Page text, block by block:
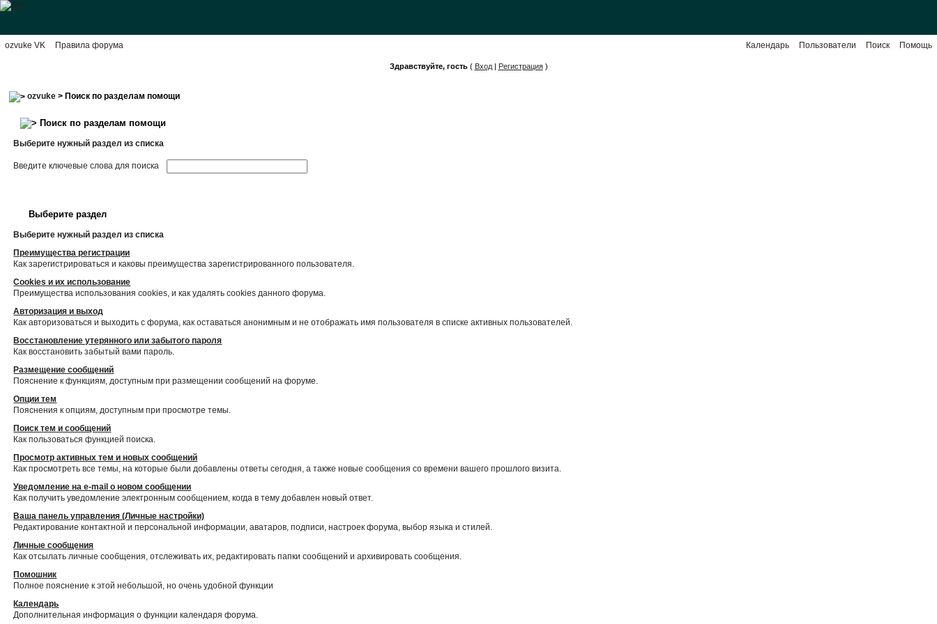
ozvuke VK Правила форума Помощь
Поиск
Пользователи
Календарь
Здравствуйте, гость( Вход| Регистрация)
ozvuke > Поиск по разделам помощи
Поиск по разделам помощи
Выберите нужный раздел из списка
Введите ключевые слова для поиска
Выберите раздел
Выберите нужный раздел из списка
Преимущества регистрации
Как зарегистрироваться и каковы преимущества зарегистрированного пользователя.
Cookies и их использование
Преимущества использования cookies, и как удалять cookies данного форума.
Авторизация и выход
Как авторизоваться и выходить с форума, как оставаться анонимным и не отображать имя пользователя в списке активных пользователей.
Восстановление утерянного или забытого пароля
Как восстановить забытый вами пароль.
Размещение сообщений
Пояснение к функциям, доступным при размещении сообщений на форуме.
Опции тем
Пояснения к опциям, доступным при просмотре темы.
Поиск тем и сообщений
Как пользоваться функцией поиска.
Просмотр активных тем и новых сообщений
Как просмотреть все темы, на которые были добавлены ответы сегодня, а также новые сообщения со времени вашего прошлого визита.
Уведомление на е-mail о новом сообщении
Как получить уведомление электронным сообщением, когда в тему добавлен новый ответ.
Ваша панель управления (Личные настройки)
Редактирование контактной и персональной информации, аватаров, подписи, настроек форума, выбор языка и стилей.
Личные сообщения
Как отсылать личные сообщения, отслеживать их, редактировать папки сообщений и архивировать сообщения.
Помошник
Полное пояснение к этой небольшой, но очень удобной функции
Календарь
Дополнительная информация о функции календаря форума.